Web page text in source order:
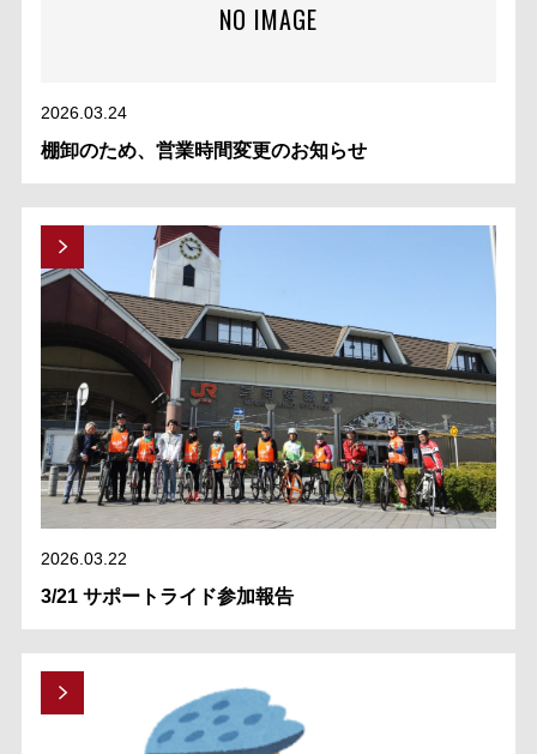
NO IMAGE
2026.03.24
棚卸のため、営業時間変更のお知らせ
2026.03.22
3/21 サポートライド参加報告